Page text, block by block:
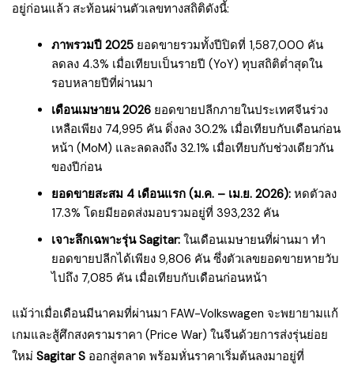
อยู่ก่อนแล้ว สะท้อนผ่านตัวเลขทางสถิติดังนี้:
ภาพรวมปี 2025 ยอดขายรวมทั้งปีปิดที่ 1,587,000 คัน
ลดลง 4.3% เมื่อเทียบเป็นรายปี (YoY) ทุบสถิติต่ำสุดใน
รอบหลายปีที่ผ่านมา
เดือนเมษายน 2026 ยอดขายปลีกภายในประเทศจีนร่วง
เหลือเพียง 74,995 คัน ดิ่งลง 30.2% เมื่อเทียบกับเดือนก่อน
หน้า (MoM) และลดลงถึง 32.1% เมื่อเทียบกับช่วงเดียวกัน
ของปีก่อน
ยอดขายสะสม 4 เดือนแรก (ม.ค. – เม.ย. 2026): หดตัวลง
17.3% โดยมียอดส่งมอบรวมอยู่ที่ 393,232 คัน
เจาะลึกเฉพาะรุ่น Sagitar: ในเดือนเมษายนที่ผ่านมา ทำ
ยอดขายปลีกได้เพียง 9,806 คัน ซึ่งตัวเลขยอดขายหายวับ
ไปถึง 7,085 คัน เมื่อเทียบกับเดือนก่อนหน้า
แม้ว่าเมื่อเดือนมีนาคมที่ผ่านมา FAW-Volkswagen จะพยายามแก้
เกมและสู้ศึกสงครามราคา (Price War) ในจีนด้วยการส่งรุ่นย่อย
ใหม่ Sagitar S ออกสู่ตลาด พร้อมหั่นราคาเริ่มต้นลงมาอยู่ที่